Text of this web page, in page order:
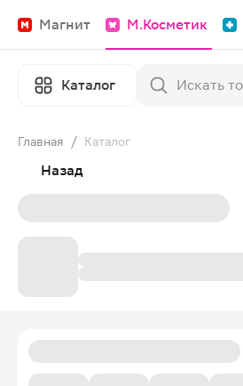
Магнит М.Косметик
Каталог
Главная / Каталог
Назад